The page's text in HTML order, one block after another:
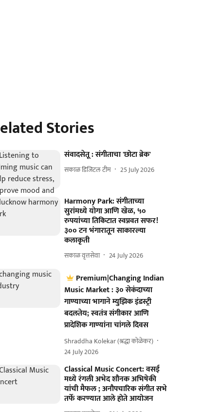
Stories
संवादसेतू : संगीताचा 'छोटा ब्रेक'
सकाळ डिजिटल टीम 25 July 2026
Harmony Park: संगीताच्या
सुरांमध्ये योगा आणि खेळ, ५०
रुपयांच्या तिकिटात स्वप्नवत सफर!
३०० टन भंगारातून साकारल्या
कलाकृती
सकाळ वृत्तसेवा 24 July 2026
Premium|Changing Indian
Music Market : ३० सेकंदाच्या
गाण्याच्या भागाने म्युझिक इंडस्ट्री
बदलतेय; स्वतंत्र संगीकार आणि
प्रादेशिक गाण्यांना चांगले दिवस
Shraddha Kolekar (श्रद्धा कोळेकर)
24 July 2026
Classical Music Concert: वसई
मध्ये रंगली अभेद शौनक अभिषेकी
यांची मैफल ; अनौपचारिक संगीत सभे
तर्फे करण्यात आले होते आयोजन